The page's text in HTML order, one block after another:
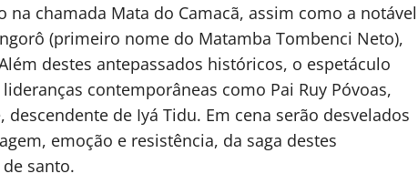
chamada Mata do Camacã, assim como a notável
(primeiro nome do Matamba Tombenci Neto),
destes antepassados históricos, o espetáculo
contemporâneas como Pai Ruy Póvoas,
de Iyá Tidu. Em cena serão desvelados
emoção e resistência, da saga destes
santo.